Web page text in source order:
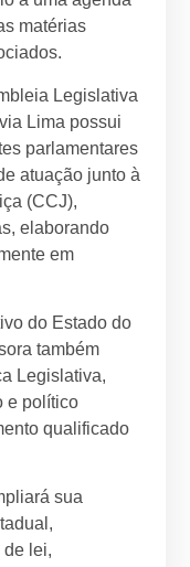
matérias
Legislativa
Lima possui
parlamentares
atuação junto à
(CCJ),
elaborando
em
do Estado do
também
Legislativa,
e político
qualificado
sua
de lei,